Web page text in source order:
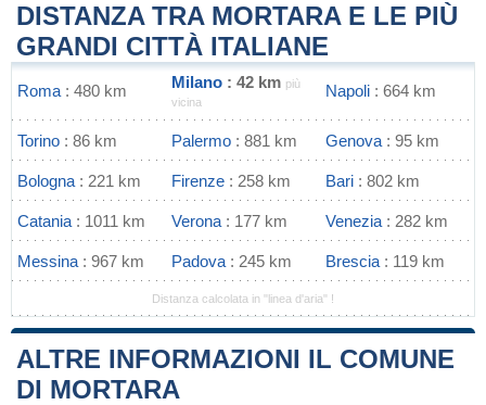
DISTANZA TRA MORTARA E LE PIÙ
GRANDI CITTÀ ITALIANE
Roma : 480 km Milano : 42 km più
vicina
Napoli : 664 km
Torino : 86 km Palermo : 881 km Genova : 95 km
Bologna : 221 km Firenze : 258 km Bari : 802 km
Catania : 1011 km Verona : 177 km Venezia : 282 km
Messina : 967 km Padova : 245 km Brescia : 119 km
Distanza calcolata in "linea d'aria" !
ALTRE INFORMAZIONI IL COMUNE
DI MORTARA